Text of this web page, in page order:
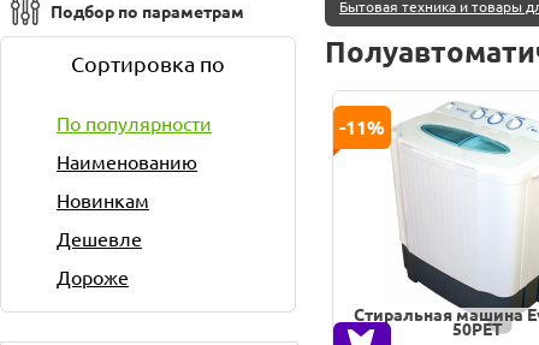
Подбор по параметрам
Сортировка по
По популярности
Наименованию
Новинкам
Дешевле
Дороже
Бытовая техника и товары
Стиральная машина
50PET
-11%